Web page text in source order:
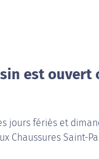
est ouvert
jours fériés et
Chaussures Saint-